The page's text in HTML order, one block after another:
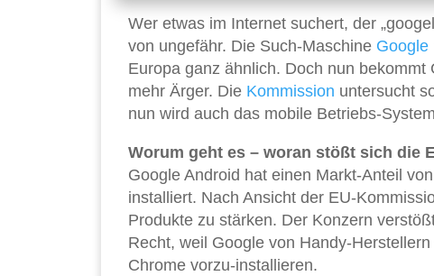
Wer etwas im Internet suchert, der
von ungefähr. Die Such-Maschine Google
Europa ganz ähnlich. Doch nun bekommt
mehr Ärger. Die Kommission untersucht
nun wird auch das mobile Betriebs-
Worum geht es – woran stößt sich die
Google Android hat einen Markt-Anteil
installiert. Nach Ansicht der EU-
Produkte zu stärken. Der Konzern
Recht, weil Google von Handy-
Chrome vorzu-installieren.